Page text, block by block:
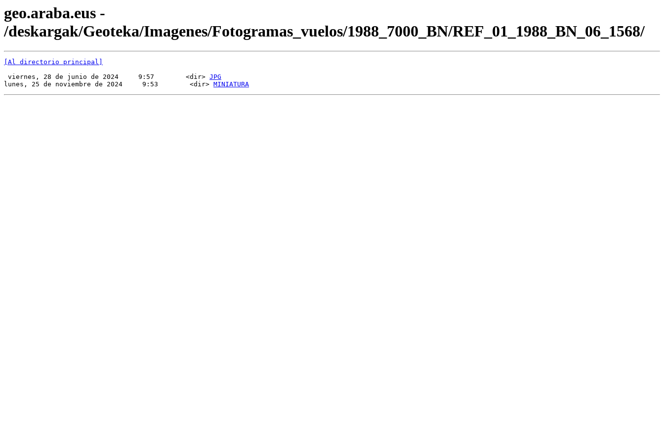
geo.araba.eus -
/deskargak/Geoteka/Imagenes/Fotogramas_vuelos/1988_7000_BN/REF_01_1988_BN_06_1568/
[Al directorio principal]
viernes, 28 de junio de 2024     9:57        <dir> JPG
lunes, 25 de noviembre de 2024     9:53        <dir> MINIATURA